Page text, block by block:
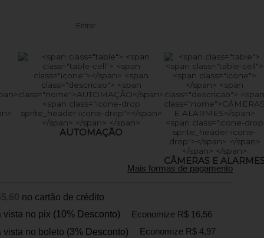
Entrar
AUTOMAÇÃO
CÂMERAS E
Mais formas de pagamento
no cartão de crédito
vista no pix (10% Desconto) Economize R$ 16,56
vista no boleto (3% Desconto) Economize R$ 4,97